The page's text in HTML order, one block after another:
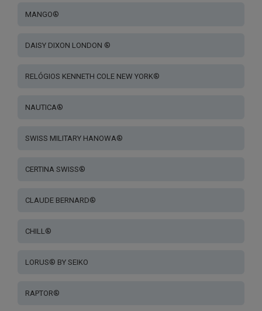
MANGO®
DAISY DIXON LONDON ®
RELÓGIOS KENNETH COLE NEW YORK®
NAUTICA®
SWISS MILITARY HANOWA®
CERTINA SWISS®
CLAUDE BERNARD®
CHILL®
LORUS® BY SEIKO
RAPTOR®